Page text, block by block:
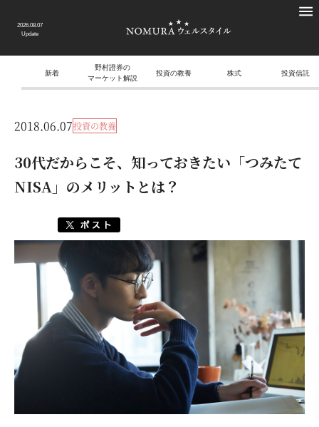
2026.08.07
Update
新着
野村證券の
マーケット解説
投資の教養 株式 投資信託
2018.06.07投資の教養
30代だからこそ、知っておきたい「つみたて
NISA」のメリットとは？